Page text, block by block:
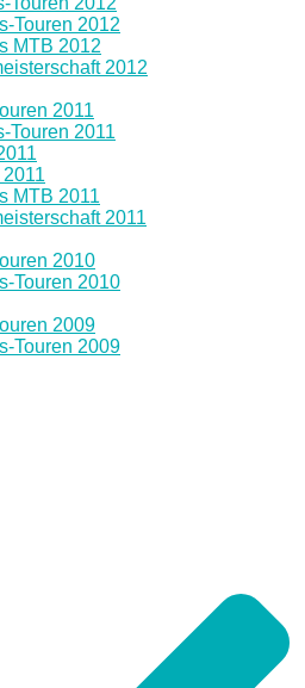
Touren 2012
MTB 2012
2012
2011
Touren 2011
MTB 2011
2011
2010
Touren 2010
2009
Touren 2009